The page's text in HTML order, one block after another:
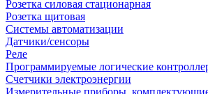
Розетка силовая стационарная
Розетка щитовая
Системы автоматизации
Датчики/сенсоры
Реле
Программируемые логические
Счетчики электроэнергии
Измерительные приборы, комплектующие